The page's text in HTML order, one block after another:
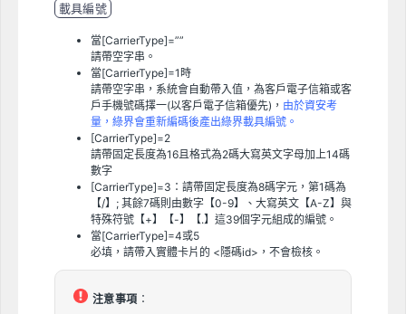
載具編號
當[CarrierType]=””
請帶空字串。
當[CarrierType]=1時
請帶空字串，系統會自動帶入值，為客戶電子信箱或客
戶手機號碼擇一(以客戶電子信箱優先)， 由於資安考
量，綠界會重新編碼後產出綠界載具編號。
[CarrierType]=2
請帶固定長度為16且格式為2碼大寫英文字母加上14碼
數字
[CarrierType]=3：請帶固定長度為8碼字元，第1碼為
【/】; 其餘7碼則由數字【0-9】、大寫英文【A-Z】與
特殊符號【+】【-】【.】這39個字元組成的編號。
當[CarrierType]=4或5
必填，請帶入實體卡片的 <隱碼id>，不會檢核。
注意事項 ：